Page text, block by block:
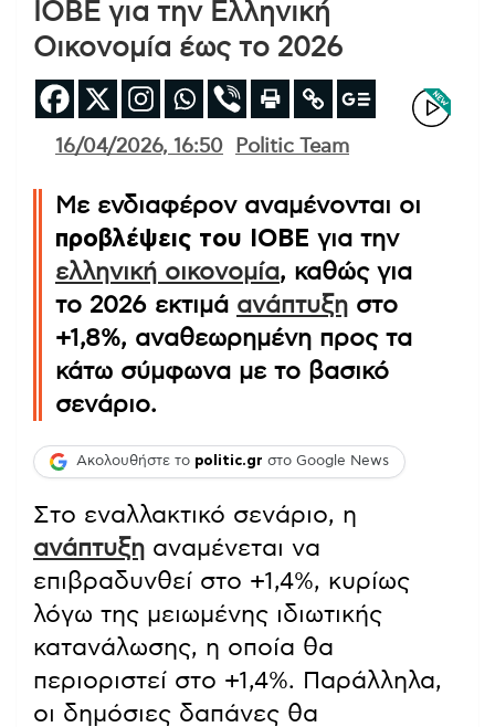
ΙΟΒΕ για την Ελληνική
Οικονομία έως το 2026
16/04/2026, 16:50 Politic Team
Με ενδιαφέρον αναμένονται οι
προβλέψεις του ΙΟΒΕ για την
ελληνική οικονομία, καθώς για
το 2026 εκτιμά ανάπτυξη στο
+1,8%, αναθεωρημένη προς τα
κάτω σύμφωνα με το βασικό
σενάριο.
Ακολουθήστε το politic.gr στο Google News
Στο εναλλακτικό σενάριο, η
ανάπτυξη αναμένεται να
επιβραδυνθεί στο +1,4%, κυρίως
λόγω της μειωμένης ιδιωτικής
κατανάλωσης, η οποία θα
περιοριστεί στο +1,4%. Παράλληλα,
οι δημόσιες δαπάνες θα